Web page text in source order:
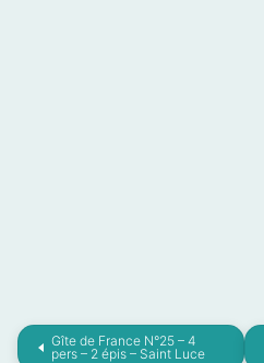
Gîte de France N°25 – 4
pers – 2 épis – Saint Luce